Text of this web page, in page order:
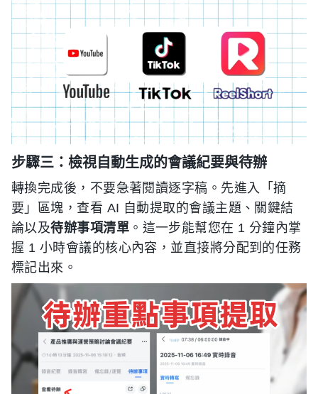
步驟三：檢視自動生成的會議紀要與待辦
轉換完成後，不要急著閱讀逐字稿。先進入「摘
要」區塊，查看 AI 自動提取的會議主題、關鍵結
論以及待辦事項清單 。這一步能幫您在 1 分鐘內掌
握 1 小時會議的核心內容，並直接將分配到的任務
標記出來。